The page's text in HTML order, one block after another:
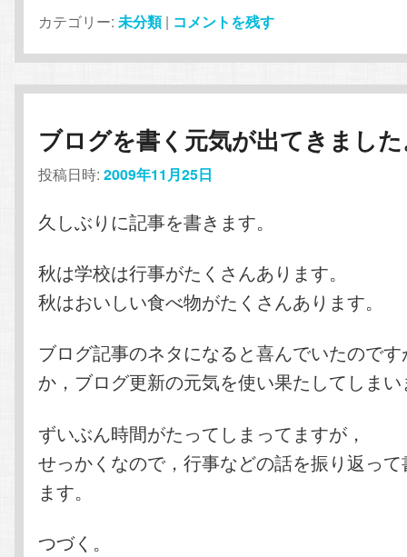
カテゴリー: 未分類 | コメントを残す
ブログを書く元気が出てきまし
投稿日時:2009年11月25日
久しぶりに記事を書きます。
秋は学校は行事がたくさんあります。
秋はおいしい食べ物がたくさんあります。
ブログ記事のネタになると喜んでいたので
か，ブログ更新の元気を使い果たしてしま
ずいぶん時間がたってしまってますが，
せっかくなので，行事などの話を振り返っ
ます。
つづく。